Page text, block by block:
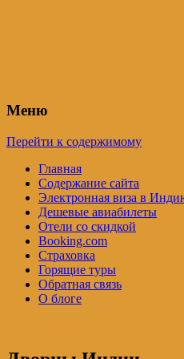
Меню
Перейти к содержимому
Главная
Содержание сайта
Электронная виза в
Дешевые авиабилеты
Отели со скидкой
Booking.com
Страховка
Горящие туры
Обратная связь
О блоге